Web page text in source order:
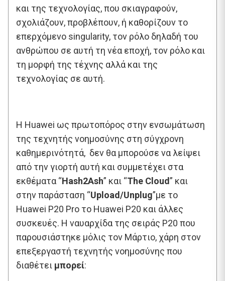
και της τεχνολογίας, που σκιαγραφούν,
σχολιάζουν, προβλέπουν, ή καθορίζουν το
επερχόμενο singularity, τον ρόλο δηλαδή του
ανθρώπου σε αυτή τη νέα εποχή, τον ρόλο και
τη μορφή της τέχνης αλλά και της
τεχνολογίας σε αυτή.
Η Huawei ως πρωτοπόρος στην ενσωμάτωση
της τεχνητής νοημοσύνης στη σύγχρονη
καθημερινότητά, δεν θα μπορούσε να λείψει
από την γιορτή αυτή και συμμετέχει στα
εκθέματα “Hash2Ash” και “The Cloud” και
στην παράσταση “Upload/Unplug”με το
Huawei P20 Pro το Huawei P20 και άλλες
συσκευές. Η ναυαρχίδα της σειράς P20 που
παρουσιάστηκε μόλις τον Μάρτιο, χάρη στον
επεξεργαστή τεχνητής νοημοσύνης που
διαθέτει μπορεί: